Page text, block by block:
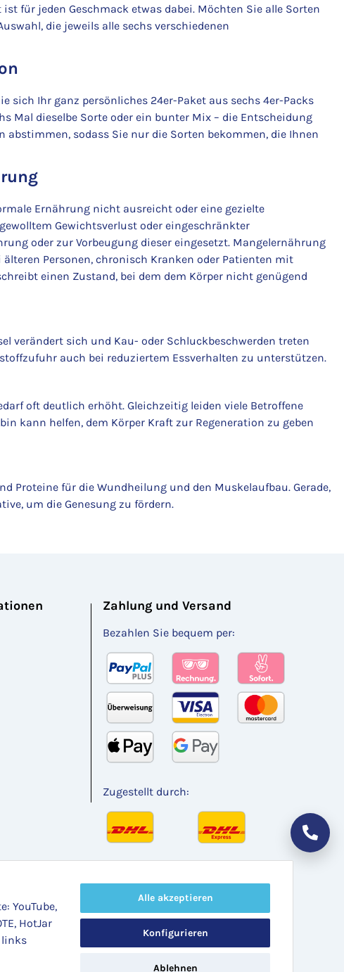
Alle akzeptieren
Konfigurieren
Ablehnen
YouTube,
HotJar
links
für jeden Geschmack etwas dabei. Möchten Sie alle Sorten
die jeweils alle sechs verschiedenen
sich Ihr ganz persönliches 24er-Paket aus sechs 4er-Packs
Mal dieselbe Sorte oder ein bunter Mix – die Entscheidung
sodass Sie nur die Sorten bekommen, die Ihnen
Ernährung nicht ausreicht oder eine gezielte
Gewichtsverlust oder eingeschränkter
oder zur Vorbeugung dieser eingesetzt. Mangelernährung
Personen, chronisch Kranken oder Patienten mit
einen Zustand, bei dem dem Körper nicht genügend
verändert sich und Kau- oder Schluckbeschwerden treten
auch bei reduziertem Essverhalten zu unterstützen.
oft deutlich erhöht. Gleichzeitig leiden viele Betroffene
kann helfen, dem Körper Kraft zur Regeneration zu geben
Proteine für die Wundheilung und den Muskelaufbau. Gerade,
um die Genesung zu fördern.
Zahlung und Versand
Bezahlen Sie bequem per:
Zugestellt durch: